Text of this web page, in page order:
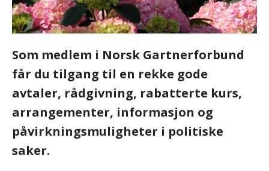
Som medlem i Norsk Gartnerforbund
får du tilgang til en rekke gode
avtaler, rådgivning, rabatterte kurs,
arrangementer, informasjon og
påvirkningsmuligheter i politiske
saker.